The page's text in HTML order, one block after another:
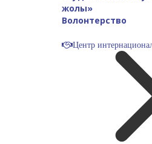
жолы»
Волонтерство
Центр